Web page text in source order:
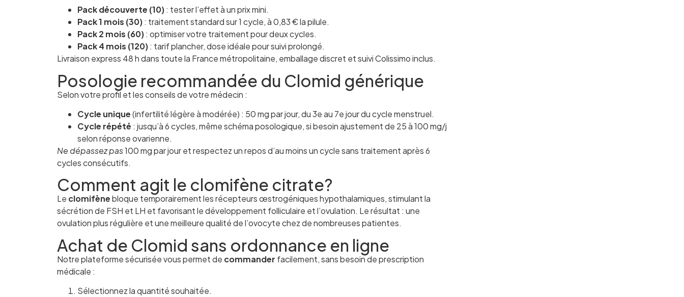
Pack découverte (10): tester l’effet à un prix mini.
Pack 1 mois (30): traitement standard sur 1 cycle, à 0,83 € la pilule.
Pack 2 mois (60): optimiser votre traitement pour deux cycles.
Pack 4 mois (120): tarif plancher, dose idéale pour suivi prolongé.
Livraison express 48 h dans toute la France métropolitaine, emballage discret et suivi Colissimo inclus.
Posologie recommandée du Clomid générique
Selon votre profil et les conseils de votre médecin :
Cycle unique(infertilité légère à modérée) : 50 mg par jour, du 3e au 7e jour du cycle menstruel.
Cycle répété : jusqu’à 6 cycles, même schéma posologique, si besoin ajustement de 25 à 100 mg/j
selon réponse ovarienne.
Ne dépassez pas100 mg par jour et respectez un repos d’au moins un cycle sans traitement après 6
cycles consécutifs.
Comment agit le clomifène citrate?
Le clomifènebloque temporairement les récepteurs œstrogéniques hypothalamiques, stimulant la
sécrétion de FSH et LH et favorisant le développement folliculaire et l’ovulation. Le résultat : une
ovulation plus régulière et une meilleure qualité de l’ovocyte chez de nombreuses patientes.
Achat de Clomid sans ordonnance en ligne
Notre plateforme sécurisée vous permet de commander facilement, sans besoin de prescription
médicale :
Sélectionnez la quantité souhaitée.